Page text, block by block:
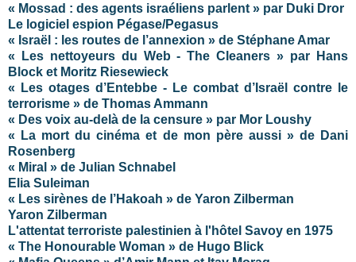
« Mossad : des agents israéliens parlent » par Duki Dror
Le logiciel espion Pégase/Pegasus
« Israël : les routes de l’annexion » de Stéphane Amar
« Les nettoyeurs du Web - The Cleaners » par Hans
Block et Moritz Riesewieck
« Les otages d’Entebbe - Le combat d’Israël contre le
terrorisme » de Thomas Ammann
« Des voix au-delà de la censure » par Mor Loushy
« La mort du cinéma et de mon père aussi » de Dani
Rosenberg
« Miral » de Julian Schnabel
Elia Suleiman
« Les sirènes de l’Hakoah » de Yaron Zilberman
Yaron Zilberman
L'attentat terroriste palestinien à l'hôtel Savoy en 1975
« The Honourable Woman » de Hugo Blick